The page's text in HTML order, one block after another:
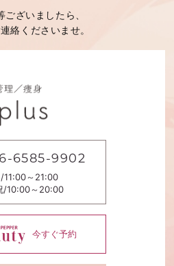
ございましたら、
絡くださいませ。
6585-9902
11:00～21:00
/10:00～20:00
今すぐ予約